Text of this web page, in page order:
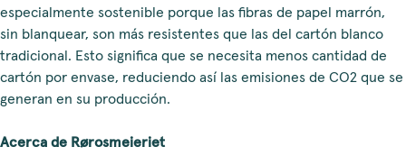
especialmente sostenible porque las fibras de papel marrón,
sin blanquear, son más resistentes que las del cartón blanco
tradicional. Esto significa que se necesita menos cantidad de
cartón por envase, reduciendo así las emisiones de CO2 que se
generan en su producción.
Acerca de Rørosmeieriet